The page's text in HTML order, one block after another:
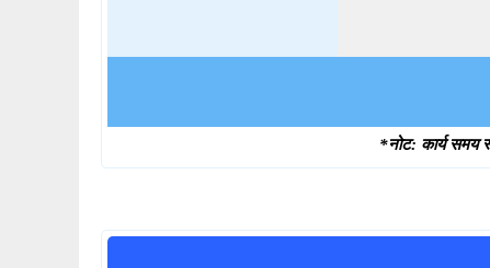
*नोट: कार्य समय